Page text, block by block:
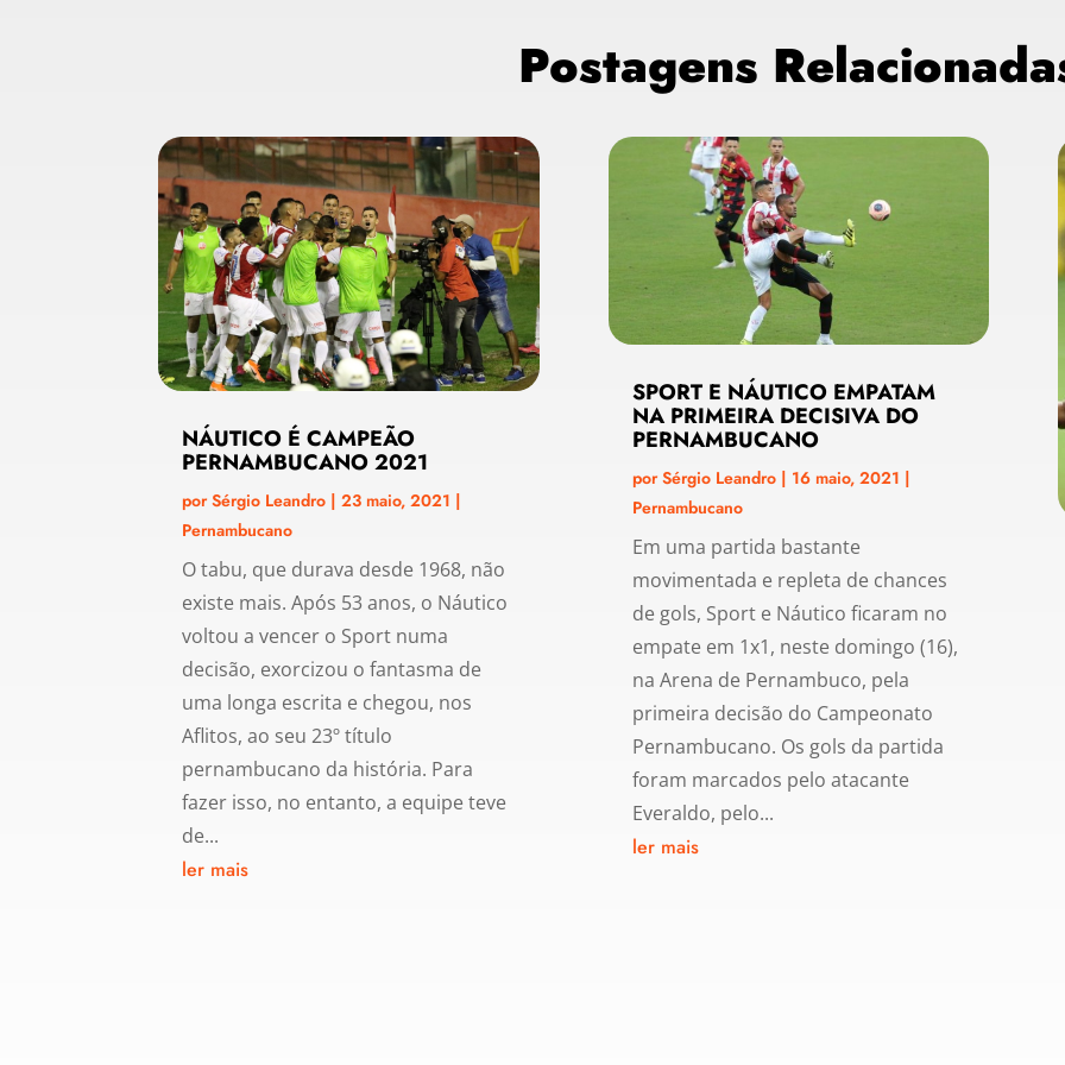
Postagens
NÁUTICO É CAMPEÃO
PERNAMBUCANO 2021
porSérgio Leandro |23 maio, 2021 |
Pernambucano
O tabu, que durava desde 1968, não
existe mais. Após 53 anos, o Náutico
voltou a vencer o Sport numa
decisão, exorcizou o fantasma de
uma longa escrita e chegou, nos
Aflitos, ao seu 23º título
pernambucano da história. Para
fazer isso, no entanto, a equipe teve
de...
ler mais
SPORT E NÁUTICO EMPATAM
NA PRIMEIRA DECISIVA DO
PERNAMBUCANO
porSérgio Leandro| 16 maio, 2021 |
Pernambucano
Em uma partida bastante
movimentada e repleta de chances
de gols, Sport e Náutico ficaram no
empate em 1x1, neste domingo (16),
na Arena de Pernambuco, pela
primeira decisão do Campeonato
Pernambucano. Os gols da partida
foram marcados pelo atacante
Everaldo, pelo...
ler mais